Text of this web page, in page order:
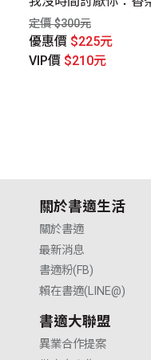
定價 $300元
優惠價 $225元
VIP價 $210元
關於書適生活
關於書適
最新消息
書適粉(FB)
賴在書適(LINE@)
書適大聯盟
異業合作提案